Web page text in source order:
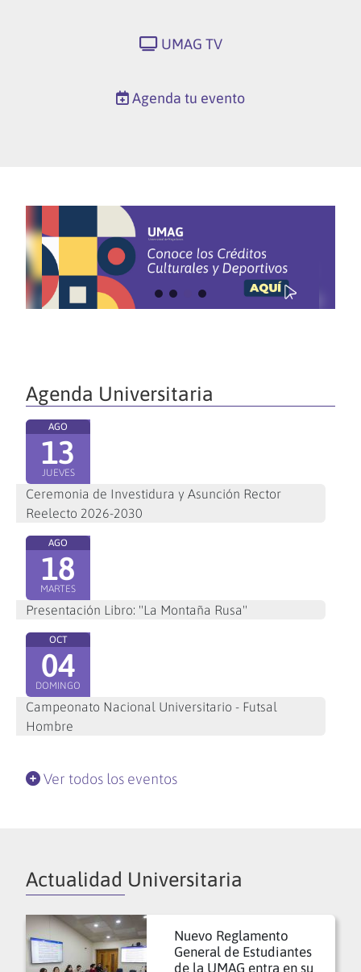
UMAG TV
Agenda tu evento
Agenda Universitaria
AGO
13
JUEVES
Ceremonia de Investidura y Asunción Rector
Reelecto 2026-2030
AGO
18
MARTES
Presentación Libro: "La Montaña Rusa"
OCT
04
DOMINGO
Campeonato Nacional Universitario - Futsal
Hombre
Ver todos los eventos
Actualidad Universitaria
Nuevo Reglamento
General de Estudiantes
de la UMAG entra en su